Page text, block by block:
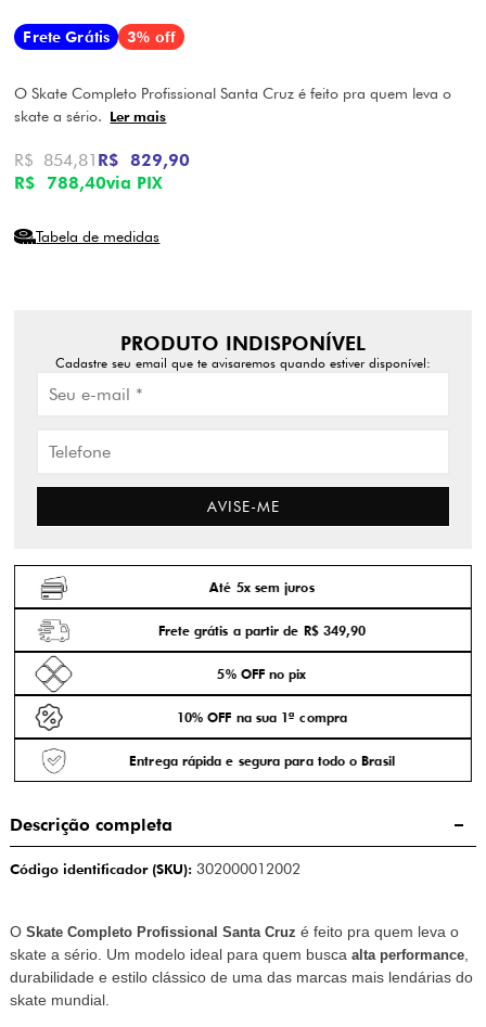
3% off
Frete Grátis
O Skate Completo Profissional Santa Cruz é feito pra quem leva o
skate a sério. Ler mais
R$ 788,40via PIX
R$ 854,81 R$ 829,90
Tabela de medidas
PRODUTO INDISPONÍVEL
Cadastre seu email que te avisaremos quando estiver disponível:
AVISE-ME
Até 5x sem juros
Frete grátis a partir de R$ 349,90
5% OFF no pix
10% OFF na sua 1ª compra
Entrega rápida e segura para todo o Brasil
Descrição completa
Código identificador (SKU):302000012002
O Skate Completo Profissional Santa Cruz é feito pra quem leva o
skate a sério. Um modelo ideal para quem busca alta performance,
durabilidade e estilo clássico de uma das marcas mais lendárias do
skate mundial.